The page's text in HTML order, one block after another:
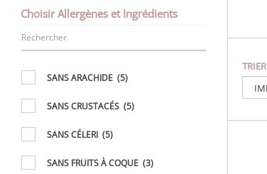
Choisir Allergènes et Ingrédients
SANS ARACHIDE (5)
SANS CRUSTACÉS (5)
SANS CÉLERI (5)
SANS FRUITS À COQUE (3)